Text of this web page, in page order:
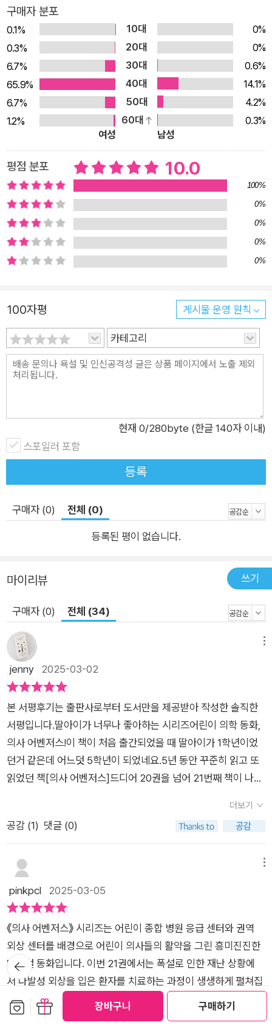
장바구니 구매하기
가지고 있다. 쉽고, 재미있고, 감동적인 어린이 메디컬 동화로 성
장할 것이라고 기대한다. ‘의사 어벤저스’ 시리즈는 현재 총 20권
이 출간되었으며, 독자들의 성원에 힘입어 다양한 질환들을 더해
계속 발간될 예정이다. 새롭게 선보이는 21권은 기존의 ‘응급 센
터’에 ‘권석 외상 센터’라는 장소가 더해졌다. 권역 외상 센터에서
교통사고, 추락 사고, 자연 재난 등으로 인해 심각한 외상을 입은
어린이 환자들을 살리는 이야기를 메인 스토리로 다룸으로써 진
료과별로 구성되었던 1~20권의 스토리와 차별화된다. 닥터헬기,
119 긴급 이송 체계 등을 이용해 섬이나 산, 낙후 지역에서 중증
외상 환자를 이송하며 치료하는 과정을 통해 더욱 다이내믹한 스
토리가 펼쳐질 것이다. 무엇보다 쉽고 재미있는, 초등학생용 의학
동화 ‘의사 어벤저스’ 시리즈는 어린이 버전 메디컬 스토리다. 어
린이만 진료하는 어린이 종합 병원이라는 설정을 통해, 어린이 의
사에 대한 나이나 사회적 편견 등의 한계를 극복하고, 어린이 의
사라는 장점을 살려 어린이 환자의 마음, 고민, 아픔 등을 더 잘
이해하는 따뜻한 공감을 보여 준다. 또한 아직 배움의 입장에 있
고민하며 진정한 전문의로, 또 멋진 어른으로 커 가는 성장 스토
리를 담고 있다. 우리 몸과 질병을 체계적으로 알려 주는 만화 정
보 각 권마다 이슈화되는 주제를 정하고, 관련 정보를 재미있는
만화 형식으로 제공한다. 조승연 작가의 레트로풍 만화는 때로는
친절하고 편안하게, 때로는 위트 있게 핵심을 찌른다. 인체, 의학
이야기 등 각 권마다 본문에서 도출되는 중요 정보를 자연스럽게
노출함으로써 호기심을 유발한다. 의사, 그 미래를 꿈꾸는 어린이
를 위한 가이드 미래 의사를 꿈꾸는 어린이라면, 매 순간 긴박한
응급 현장에서 활약하는 주인공들의 모습에서 가슴 두근거리는
동경과 호기심을 느낄 수 있다. 의사가 진료하고, 진단하고, 질병
을 치료하면서, 환자들과 소통과 유대, 신뢰와 믿음을 주고받는
과정들은 어린이들에게는 꿈을 향해 한걸음 다가가는 동기 부여
교수님의 조언과 감수를 거쳐, 보다 생동감 있는 의료 현장과 정
확한 의학 지식을 전달한다.
구매자 분포
0.1% 10대
0%
0.3%
20대
0%
6.7%
30대
0.6%
65.9%
40대
14.1%
6.7%
50대
4.2%
1.2%
60대
0.3%
여성
남성
평점 분포 10.0
100%
0%
0%
0%
0%
100자평 게시물 운영 원칙
카테고리
현재 0/280byte (한글 140자 이내)
스포일러 포함
등록
구매자 (0) 전체 (0)
등록된 평이 없습니다.
마이리뷰 쓰기
구매자 (0) 전체 (34)
jenny 2025-03-02
본 서평후기는 출판사로부터 도서만을 제공받아 작성한 솔직한
서평입니다.딸아이가 너무나 좋아하는 시리즈어린이 의학 동화,
의사 어벤저스!이 책이 처음 출간되었을 때 딸아이가 1학년이었
던거 같은데 어느덧 5학년이 되었네요.​5년 동안 꾸준히 읽고 또
읽었던 책[의사 어벤저스]드디어 20권을 넘어 21번째 책이 나왔
이 담겨있어요!​최근에 넷플릭스 드라마'중증외상센터'를 너무 재
미있게 봤거든요.그래서 이번 21권은 아이와 함께저도 읽어봤답
니다.​목차를 보니 강훈이 귀환을 하고,외상센터에서 벌어지는 급
박한 이야기로진행이 되는가 봅니다 :-) 기대되는데요?!미국에
미국에서 온다는 능력 있는 의사가 바로 강훈이었다니강훈은 못
인물중에서 강훈을 제일 좋아하기에강훈이 멋있게 등장하는 장
면이 인상적이었나 봐요.아주 흥미롭게 책을 읽기 시작하더라고
요~​​어린이 의학 동화 '의사 어벤저스'책은아이들에게 많은 지식
을 주는 책이랍니다.평소에 알기 어려운 의학적 용어를알기 쉽게
설명해 주거든요~ 이해하기 쉬운일러스트와 함께 설명해 주기
때문에머리에 쏙쏙 잘 이해가 된다고 하네요^^​아이가 책을 보다
더보기
공감 (1) 댓글 (0)
pinkpcl 2025-03-05
《의사 어벤저스》 시리즈는 어린이 종합 병원 응급 센터와 권역
외상 센터를 배경으로 어린이 의사들의 활약을 그린 흥미진진한
메디컬 동화입니다. 이번 21권에서는 폭설로 인한 재난 상황에
서 다발성 외상을 입은 환자를 치료하는 과정이 생생하게 펼쳐집
니다.​ ​새로운 인물들의 등장과 갈등, 그리고 성장​ 천재 외상 외과
펠로 천재수, 꼼꼼한 레지던트 안젤라, 유머러스한 인턴 우기남
뒤로가
기